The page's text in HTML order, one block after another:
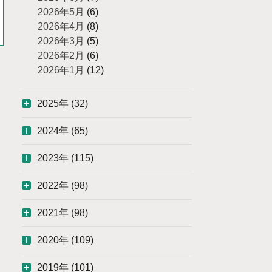
2026年5月 (6)
2026年4月 (8)
2026年3月 (5)
2026年2月 (6)
2026年1月 (12)
2025年 (32)
2024年 (65)
2023年 (115)
2022年 (98)
2021年 (98)
2020年 (109)
2019年 (101)